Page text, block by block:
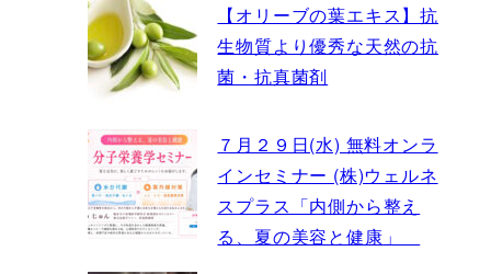
【オリーブの葉エキス】抗
生物質より優秀な天然の抗
菌・抗真菌剤
７月２９日(水) 無料オンラ
インセミナー (株)ウェルネ
スプラス「内側から整え
る、夏の美容と健康」